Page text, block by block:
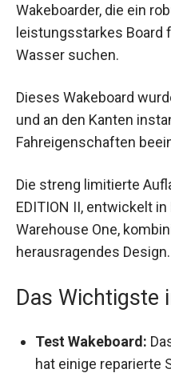
Wakeboarder, die ein
leistungsstarkes Board
Wasser suchen.
Dieses Wakeboard
und an den Kanten
Fahreigenschaften
Die streng limitierte
EDITION II, entwickelt
Warehouse One,
herausragendes Design.
Das Wichtigste
Test Wakeboard:
hat einige reparierte